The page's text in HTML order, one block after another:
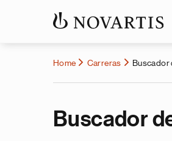
Home Carreras Buscador
Buscador